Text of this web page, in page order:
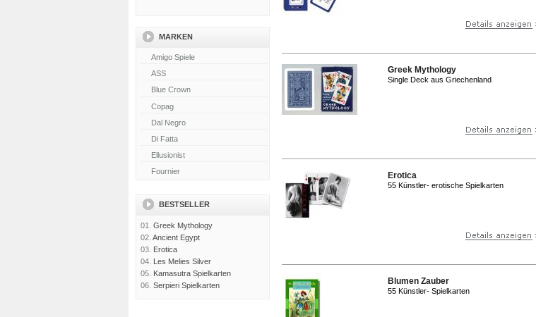
MARKEN
BESTSELLER
01. Greek Mythology
02. Ancient Egypt
03. Erotica
04. Les Melies Silver
05. Kamasutra Spielkarten
06. Serpieri Spielkarten
Greek Mythology
Single Deck aus Griechenland
Erotica
55 Künstler- erotische Spielkarten
Blumen Zauber
55 Künstler- Spielkarten